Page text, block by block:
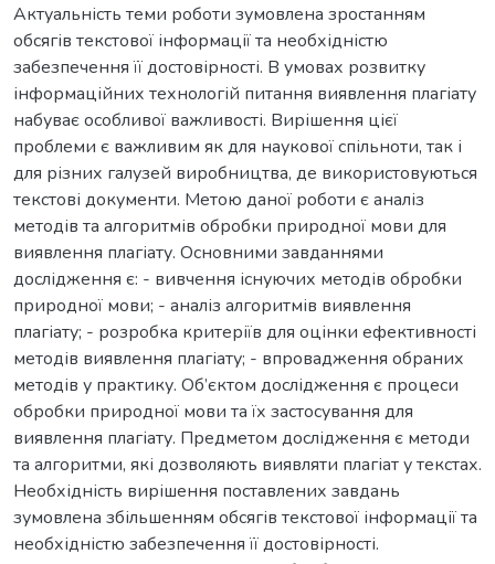
Актуальність теми роботи зумовлена зростанням
обсягів текстової інформації та необхідністю
забезпечення її достовірності. В умовах розвитку
інформаційних технологій питання виявлення плагіату
набуває особливої важливості. Вирішення цієї
проблеми є важливим як для наукової спільноти, так і
для різних галузей виробництва, де використовуються
текстові документи. Метою даної роботи є аналіз
методів та алгоритмів обробки природної мови для
виявлення плагіату. Основними завданнями
дослідження є: - вивчення існуючих методів обробки
природної мови; - аналіз алгоритмів виявлення
плагіату; - розробка критеріїв для оцінки ефективності
методів виявлення плагіату; - впровадження обраних
методів у практику. Об’єктом дослідження є процеси
обробки природної мови та їх застосування для
виявлення плагіату. Предметом дослідження є методи
та алгоритми, які дозволяють виявляти плагіат у текстах.
Необхідність вирішення поставлених завдань
зумовлена збільшенням обсягів текстової інформації та
необхідністю забезпечення її достовірності.